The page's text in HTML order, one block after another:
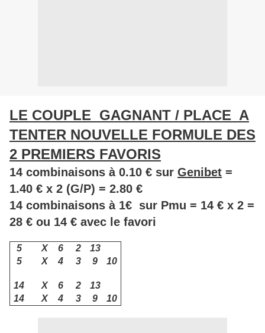
LE COUPLE GAGNANT / PLACE A
TENTER NOUVELLE FORMULE DES
2 PREMIERS FAVORIS
14 combinaisons à 0.10 € sur Genibet =
1.40 € x 2 (G/P) = 2.80 €
14 combinaisons à 1€ sur Pmu = 14 € x 2 =
28 € ou 14 € avec le favori
5 X 6 2
13
5
X 4 3 9 10
14 X 6 2
13
14
X 4 3 9 10